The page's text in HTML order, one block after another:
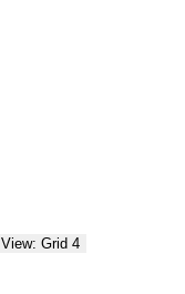
View: Grid 4